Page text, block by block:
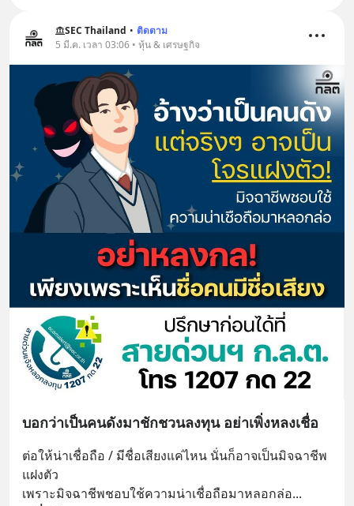
SEC Thailand • ติดตาม
5 มี.ค. เวลา 03:06 • หุ้น & เศรษฐกิจ
บอกว่าเป็นคนดังมาชักชวนลงทุน อย่าเพิ่งหลงเชื่อ
ต่อให้น่าเชื่อถือ / มีชื่อเสียงแค่ไหน นั่นก็อาจเป็นมิจฉาชีพ
แฝงตัว
เพราะมิจฉาชีพชอบใช้ความน่าเชื่อถือมาหลอกล่อ...